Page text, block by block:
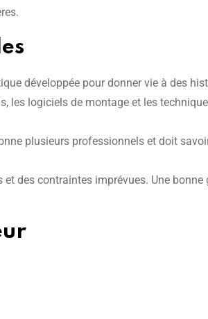
développée pour donner vie à des
les logiciels de montage et les
plusieurs professionnels et doit
des contraintes imprévues. Une